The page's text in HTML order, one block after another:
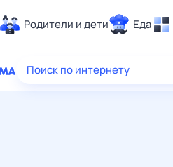
Родители и дети Еда
Здоровье
Поиск по интернету